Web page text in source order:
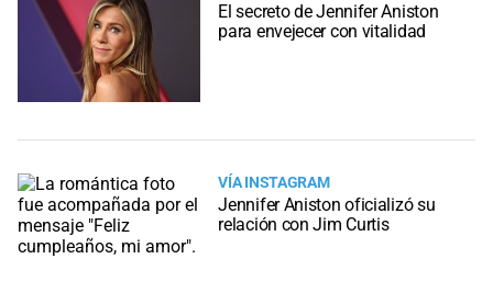
El secreto de Jennifer Aniston
para envejecer con vitalidad
VÍA INSTAGRAM
Jennifer Aniston oficializó su
relación con Jim Curtis